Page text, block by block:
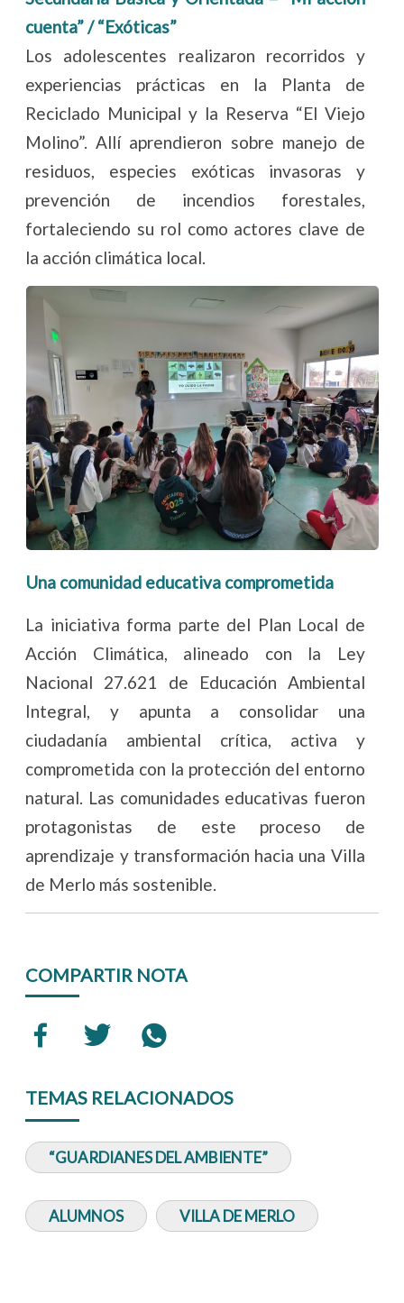
cuenta” / “Exóticas”
Los adolescentes realizaron recorridos y
experiencias prácticas en la Planta de
Reciclado Municipal y la Reserva “El Viejo
Molino”. Allí aprendieron sobre manejo de
residuos, especies exóticas invasoras y
prevención de incendios forestales,
fortaleciendo su rol como actores clave de
la acción climática local.
Una comunidad educativa comprometida
La iniciativa forma parte del Plan Local de
Acción Climática, alineado con la Ley
Nacional 27.621 de Educación Ambiental
Integral, y apunta a consolidar una
ciudadanía ambiental crítica, activa y
comprometida con la protección del entorno
natural. Las comunidades educativas fueron
protagonistas de este proceso de
aprendizaje y transformación hacia una Villa
de Merlo más sostenible.
COMPARTIR NOTA
TEMAS RELACIONADOS
“GUARDIANES DEL AMBIENTE”
ALUMNOS VILLA DE MERLO